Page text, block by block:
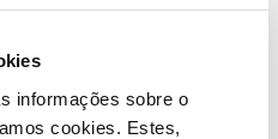
informações sobre o
cookies. Estes,
lhe interessa?